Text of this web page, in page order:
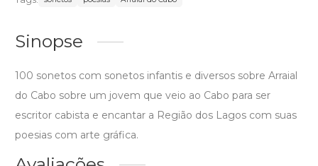
Sinopse
100 sonetos com sonetos infantis e diversos sobre Arraial
do Cabo sobre um jovem que veio ao Cabo para ser
escritor cabista e encantar a Região dos Lagos com suas
poesias com arte gráfica.